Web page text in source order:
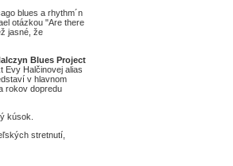
blues a rhythm´n
otázkou "Are there
jasné, že
Blues Project
Halčinovej alias
v hlavnom
rokov dopredu
kúsok.
stretnutí,